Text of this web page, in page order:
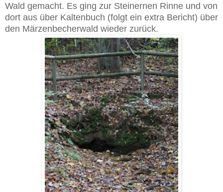
Wald gemacht. Es ging zur Steinernen Rinne und von
dort aus über Kaltenbuch (folgt ein extra Bericht) über
den Märzenbecherwald wieder zurück.